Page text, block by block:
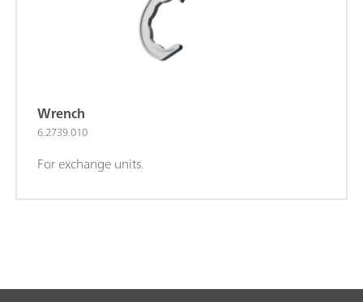
Wrench
6.2739.010
For exchange units.